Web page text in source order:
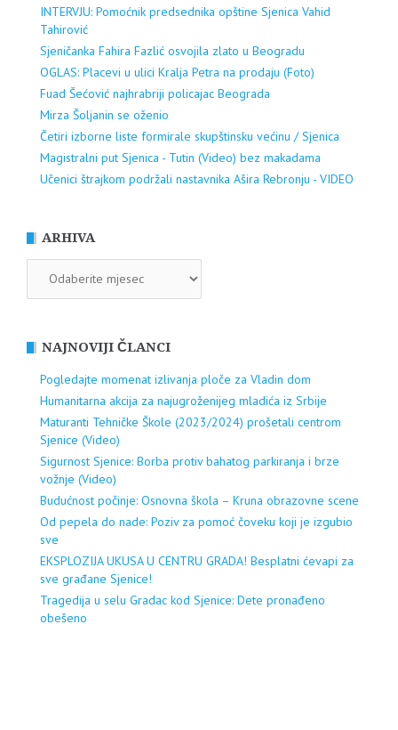
INTERVJU: Pomoćnik predsednika opštine Sjenica Vahid
Tahirović
Sjeničanka Fahira Fazlić osvojila zlato u Beogradu
OGLAS: Placevi u ulici Kralja Petra na prodaju (Foto)
Fuad Šećović najhrabriji policajac Beograda
Mirza Šoljanin se oženio
Četiri izborne liste formirale skupštinsku većinu / Sjenica
Magistralni put Sjenica - Tutin (Video) bez makadama
Učenici štrajkom podržali nastavnika Ašira Rebronju - VIDEO
ARHIVA
NAJNOVIJI ČLANCI
Pogledajte momenat izlivanja ploče za Vladin dom
Humanitarna akcija za najugroženijeg mladića iz Srbije
Maturanti Tehničke Škole (2023/2024) prošetali centrom
Sjenice (Video)
Sigurnost Sjenice: Borba protiv bahatog parkiranja i brze
vožnje (Video)
Budućnost počinje: Osnovna škola – Kruna obrazovne scene
Od pepela do nade: Poziv za pomoć čoveku koji je izgubio
sve
EKSPLOZIJA UKUSA U CENTRU GRADA! Besplatni ćevapi za
sve građane Sjenice!
Tragedija u selu Gradac kod Sjenice: Dete pronađeno
obešeno